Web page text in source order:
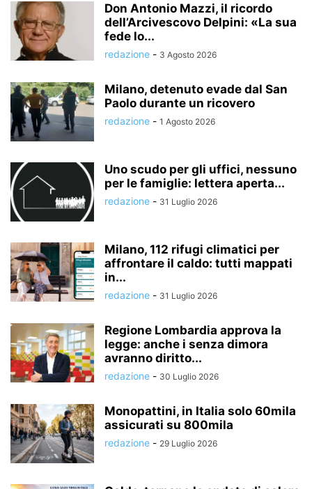
Don Antonio Mazzi, il ricordo
dell’Arcivescovo Delpini: «La sua
fede lo...
redazione - 3 Agosto 2026
Milano, detenuto evade dal San
Paolo durante un ricovero
redazione - 1 Agosto 2026
Uno scudo per gli uffici, nessuno
per le famiglie: lettera aperta...
redazione - 31 Luglio 2026
Milano, 112 rifugi climatici per
affrontare il caldo: tutti mappati
in...
redazione - 31 Luglio 2026
Regione Lombardia approva la
legge: anche i senza dimora
avranno diritto...
redazione - 30 Luglio 2026
Monopattini, in Italia solo 60mila
assicurati su 800mila
redazione - 29 Luglio 2026